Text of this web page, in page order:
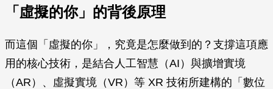
「虛擬的你」的背後原理
而這個「虛擬的你」，究竟是怎麼做到的？支撐這項應
用的核心技術，是結合人工智慧（AI）與擴增實境
（AR）、虛擬實境（VR）等 XR 技術所建構的「數位